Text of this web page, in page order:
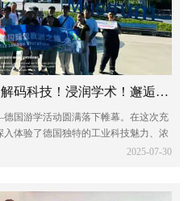
小伦敦国际营德国游学：解码科技！浸润学术！邂逅童话！
国游学活动圆满落下帷幕。在这次充
体验了德国独特的工业科技魅力、浓
2025-07-30